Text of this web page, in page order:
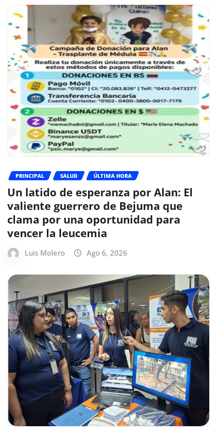
PRINCIPAL SALUD ÚLTIMA HORA
Un latido de esperanza por Alan: El
valiente guerrero de Bejuma que
clama por una oportunidad para
vencer la leucemia
Luis Molero Ago 6, 2026